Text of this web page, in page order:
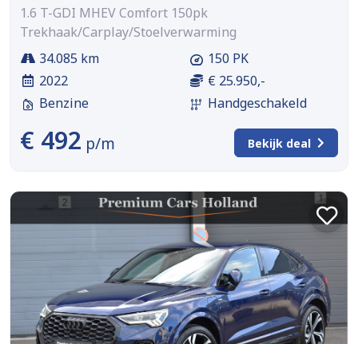
1.6 T-GDI MHEV Comfort 150pk
Trekhaak/Carplay/Stoelverwarming
34.085 km
2022
Benzine
150 PK
€ 25.950,-
Handgeschakeld
€ 492 p/m Bekijk deal